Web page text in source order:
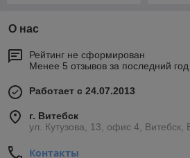
О нас
Рейтинг не сформирован
Менее 5 отзывов за последний год
Работает с 24.07.2013
г. Витебск
ул. Кутузова, 13, офис 4, Витебск,
Контакты